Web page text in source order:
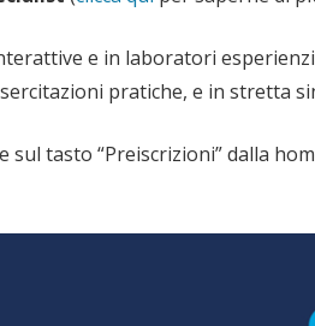
e in laboratori
pratiche, e in stretta
sul tasto “Preiscrizioni” dalla